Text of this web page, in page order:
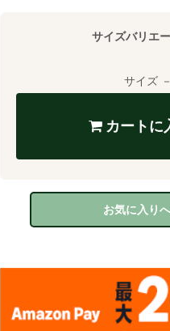
サイズバリエ
サイズ －
カートに
お気に入り